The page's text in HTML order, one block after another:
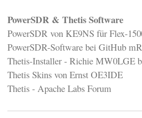
PowerSDR & Thetis Software
PowerSDR von KE9NS für Flex-
PowerSDR-Software bei GitHub
Thetis-Installer - Richie MW0LGE
Thetis Skins von Ernst OE3IDE
Thetis - Apache Labs Forum